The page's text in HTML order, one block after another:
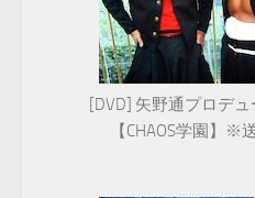
[DVD] 矢野通プロデ
【CHAOS学園】※